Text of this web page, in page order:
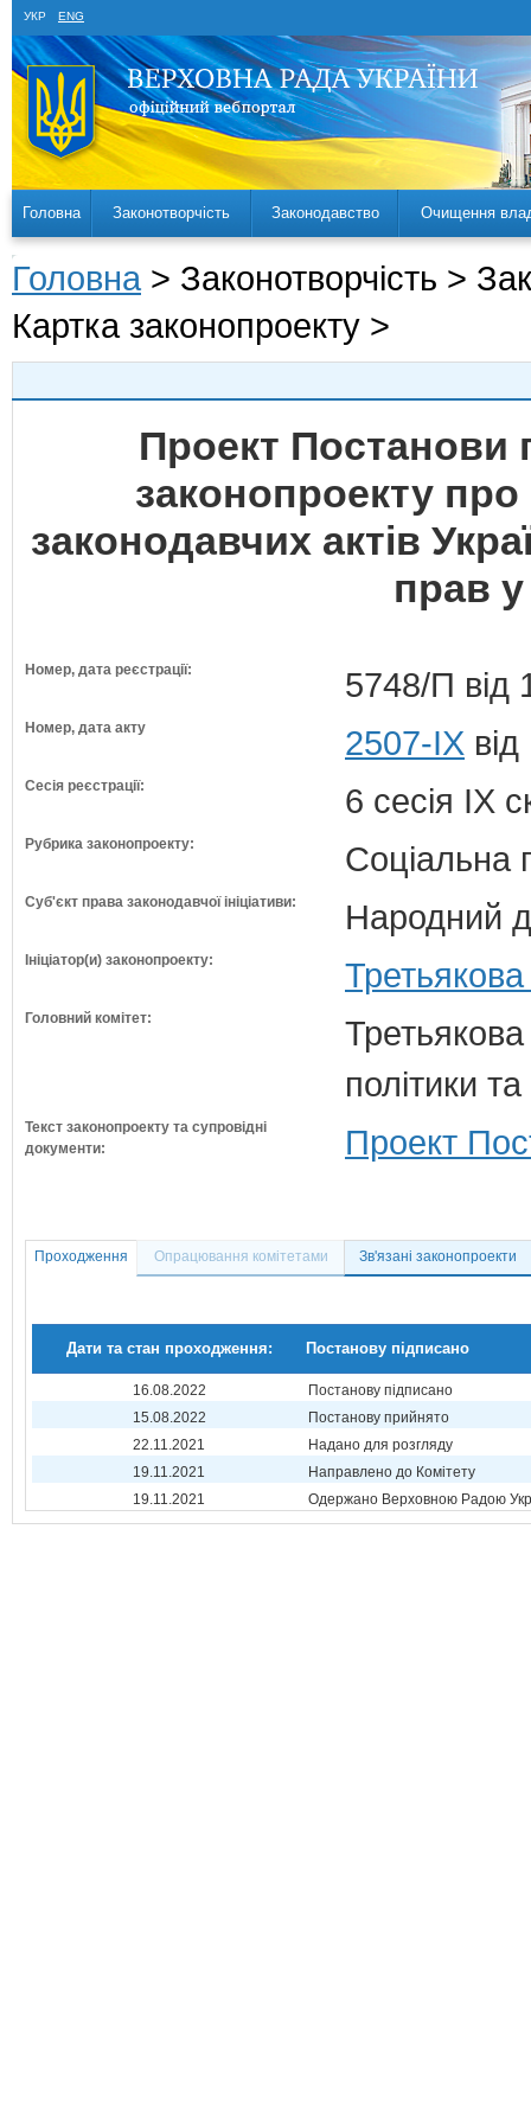
УКР ENG
Головна Законотворчість Законодавство Очищення
Головна > Законотворчість >
Картка законопроекту >
Проект Постанови
законопроекту
законодавчих актів
прав
Номер, дата реєстрації: 5748/П від
Номер, дата акту 2507-ІХ
Сесія реєстрації: 6 сесія IX
Рубрика законопроекту: Соціальна
Суб'єкт права законодавчої ініціативи: Народний
Ініціатор(и) законопроекту:
Головний комітет:
політики
Текст законопроекту та супровідні
документи:
Проект
Проходження Опрацювання комітетами Зв'язані законопроекти
Дати та стан проходження: Постанову підписано
16.08.2022
Постанову підписано
15.08.2022
Постанову прийнято
22.11.2021
Надано для розгляду
19.11.2021
Направлено до Комітету
19.11.2021
Одержано Верховною Радою